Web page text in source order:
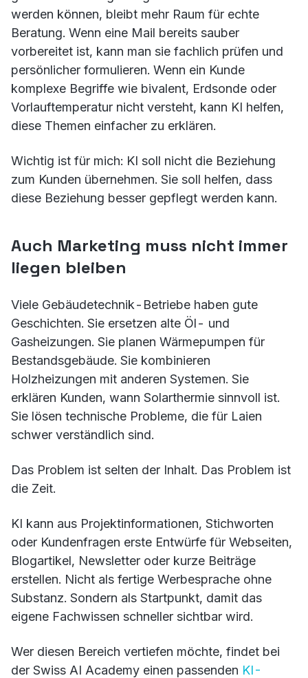
werden können, bleibt mehr Raum für echte
Beratung. Wenn eine Mail bereits sauber
vorbereitet ist, kann man sie fachlich prüfen und
persönlicher formulieren. Wenn ein Kunde
komplexe Begriffe wie bivalent, Erdsonde oder
Vorlauftemperatur nicht versteht, kann KI helfen,
diese Themen einfacher zu erklären.
Wichtig ist für mich: KI soll nicht die Beziehung
zum Kunden übernehmen. Sie soll helfen, dass
diese Beziehung besser gepflegt werden kann.
Auch Marketing muss nicht immer
liegen bleiben
Viele Gebäudetechnik-Betriebe haben gute
Geschichten. Sie ersetzen alte Öl- und
Gasheizungen. Sie planen Wärmepumpen für
Bestandsgebäude. Sie kombinieren
Holzheizungen mit anderen Systemen. Sie
erklären Kunden, wann Solarthermie sinnvoll ist.
Sie lösen technische Probleme, die für Laien
schwer verständlich sind.
Das Problem ist selten der Inhalt. Das Problem ist
die Zeit.
KI kann aus Projektinformationen, Stichworten
oder Kundenfragen erste Entwürfe für Webseiten,
Blogartikel, Newsletter oder kurze Beiträge
erstellen. Nicht als fertige Werbesprache ohne
Substanz. Sondern als Startpunkt, damit das
eigene Fachwissen schneller sichtbar wird.
Wer diesen Bereich vertiefen möchte, findet bei
der Swiss AI Academy einen passenden KI-